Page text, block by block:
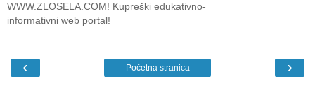
WWW.ZLOSELA.COM! Kupreški edukativno-
informativni web portal!
‹ ›
Početna stranica